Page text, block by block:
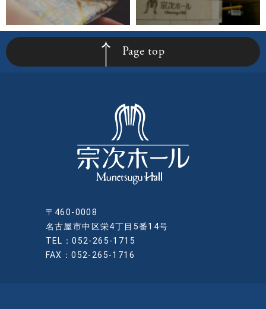
Page top
〒460-0008
名古屋市中区栄4丁目5番14号
TEL：052-265-1715
FAX：052-265-1716